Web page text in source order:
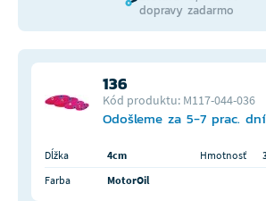
dopravy zadarmo
136
Kód produktu: M117-044-036
Odošleme za 5-7 prac. dní
Dĺžka 4cm Hmotnosť
Farba
MotorOil